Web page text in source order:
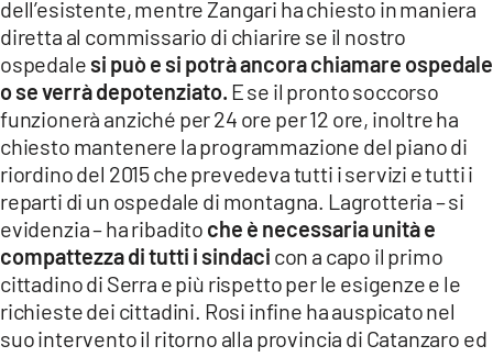
dell’esistente, mentre Zangari ha chiesto in maniera
diretta al commissario di chiarire se il nostro
ospedale si può e si potrà ancora chiamare ospedale
o se verrà depotenziato. E se il pronto soccorso
funzionerà anziché per 24 ore per 12 ore, inoltre ha
chiesto mantenere la programmazione del piano di
riordino del 2015 che prevedeva tutti i servizi e tutti i
reparti di un ospedale di montagna. Lagrotteria – si
evidenzia – ha ribadito che è necessaria unità e
compattezza di tutti i sindaci con a capo il primo
cittadino di Serra e più rispetto per le esigenze e le
richieste dei cittadini. Rosi infine ha auspicato nel
suo intervento il ritorno alla provincia di Catanzaro ed